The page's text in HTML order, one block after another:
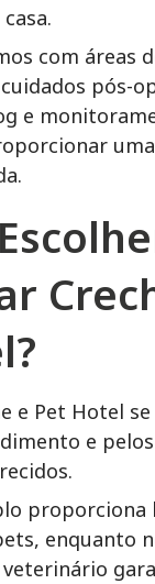
com áreas
pós-
e
e Pet Hotel
e
proporciona
enquanto